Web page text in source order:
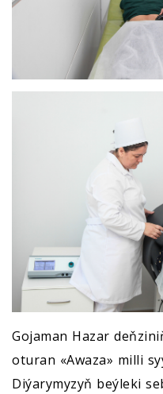
Gojaman Hazar
oturan «Awaza» milli
Diýarymyzyň beýleki